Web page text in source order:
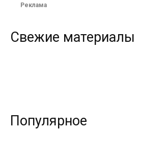
Реклама
Свежие материалы
Популярное